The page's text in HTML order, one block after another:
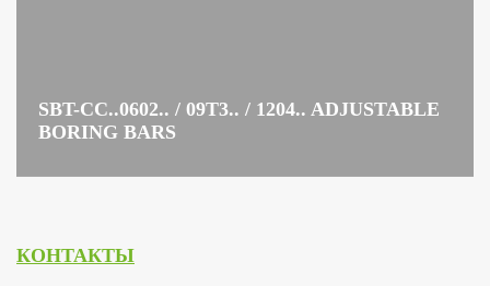
SBT-CC..0602.. / 09T3.. / 1204.. ADJUSTABLE
BORING BARS
КОНТАКТЫ